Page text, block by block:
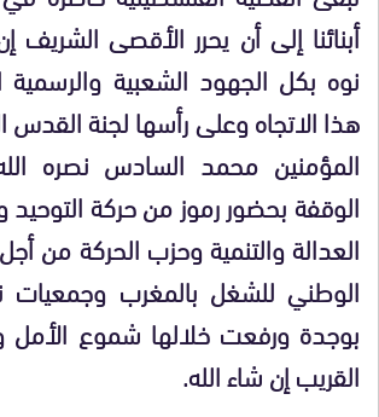
أبنائنا إلى أن يحرر الأقصى الشريف
نوه بكل الجهود الشعبية
هذا الاتجاه وعلى رأسها لجنة القدس
المؤمنين محمد السادس نصره
الوقفة بحضور رموز من حركة
العدالة والتنمية وحزب الحركة من
الوطني للشغل بالمغرب وجمعيات
بوجدة ورفعت خلالها شموع الأمل
القريب إن شاء الله.